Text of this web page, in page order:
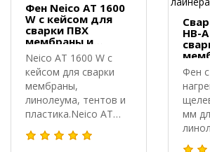
Фен Neico AT 1600
W с кейсом для
сварки ПВХ
мембраны и
линолеума
Neico AT 1600 W с
кейсом для сварки
мембраны,
линолеума, тентов и
пластика.Neico AT
1600 W с кейсом ..
HB-
Фен
мм